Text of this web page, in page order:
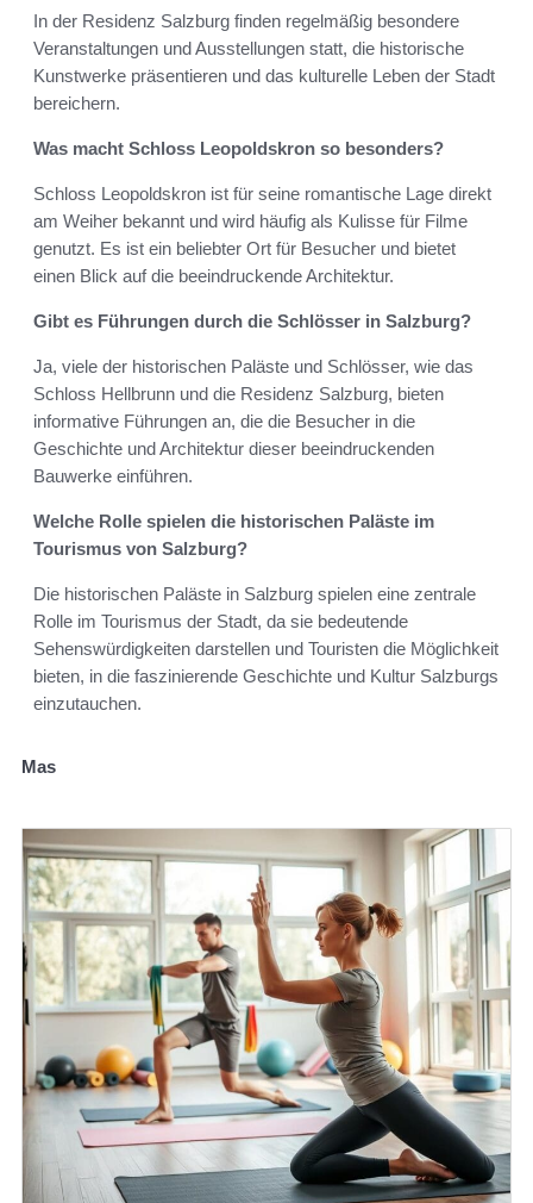
In der Residenz Salzburg finden regelmäßig besondere
Veranstaltungen und Ausstellungen statt, die historische
Kunstwerke präsentieren und das kulturelle Leben der Stadt
bereichern.
Was macht Schloss Leopoldskron so besonders?
Schloss Leopoldskron ist für seine romantische Lage direkt
am Weiher bekannt und wird häufig als Kulisse für Filme
genutzt. Es ist ein beliebter Ort für Besucher und bietet
einen Blick auf die beeindruckende Architektur.
Gibt es Führungen durch die Schlösser in Salzburg?
Ja, viele der historischen Paläste und Schlösser, wie das
Schloss Hellbrunn und die Residenz Salzburg, bieten
informative Führungen an, die die Besucher in die
Geschichte und Architektur dieser beeindruckenden
Bauwerke einführen.
Welche Rolle spielen die historischen Paläste im
Tourismus von Salzburg?
Die historischen Paläste in Salzburg spielen eine zentrale
Rolle im Tourismus der Stadt, da sie bedeutende
Sehenswürdigkeiten darstellen und Touristen die Möglichkeit
bieten, in die faszinierende Geschichte und Kultur Salzburgs
einzutauchen.
Mas